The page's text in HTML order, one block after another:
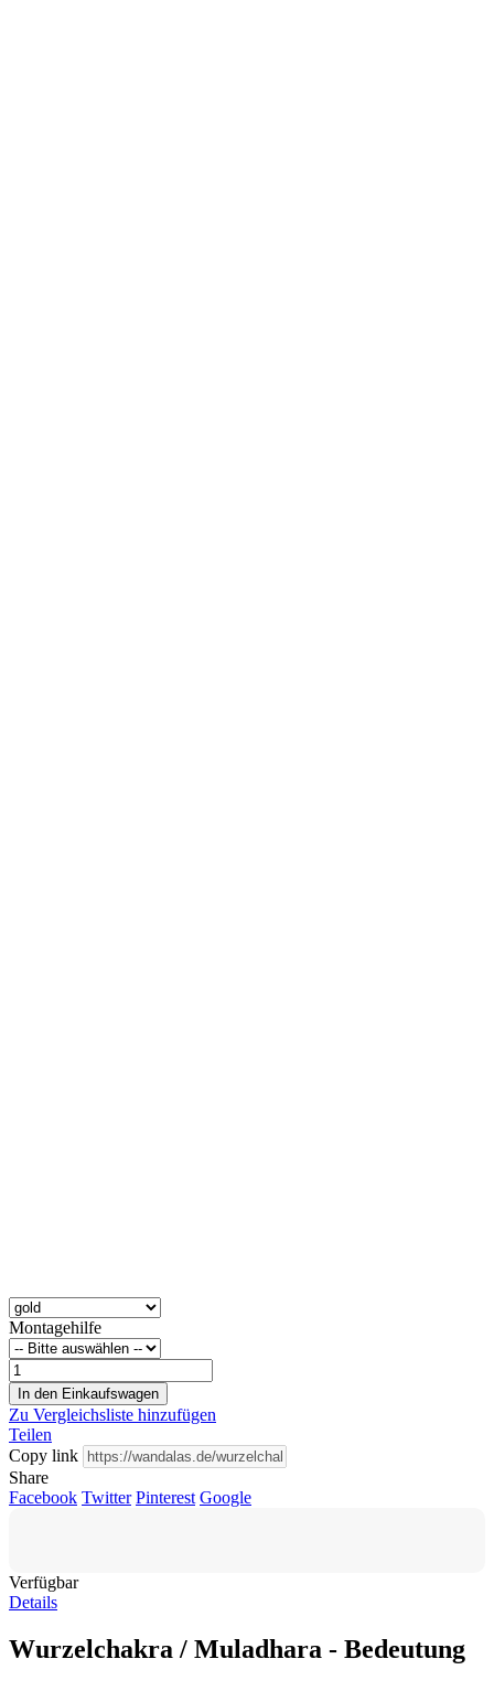
Montagehilfe
In den Einkaufswagen
Zu Vergleichsliste hinzufügen
Teilen
Copy link
Share
Facebook Twitter Pinterest Google
Verfügbar
Details
Wurzelchakra / Muladhara - Bedeutung